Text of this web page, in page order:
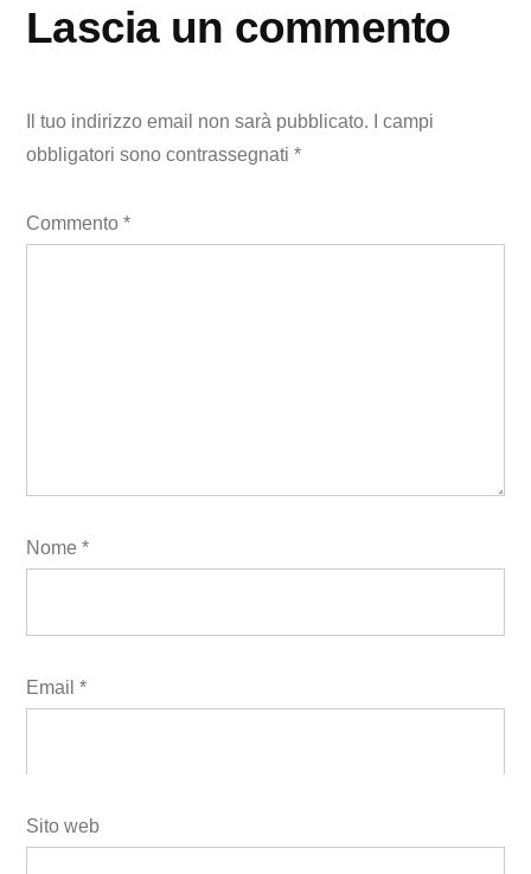
Lascia un commento
Il tuo indirizzo email non sarà pubblicato.
I campi
obbligatori sono contrassegnati *
Commento *
Nome *
Email *
Sito web